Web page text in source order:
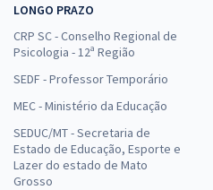
LONGO PRAZO
CRP SC - Conselho Regional de
Psicologia - 12ª Região
SEDF - Professor Temporário
MEC - Ministério da Educação
SEDUC/MT - Secretaria de
Estado de Educação, Esporte e
Lazer do estado de Mato
Grosso